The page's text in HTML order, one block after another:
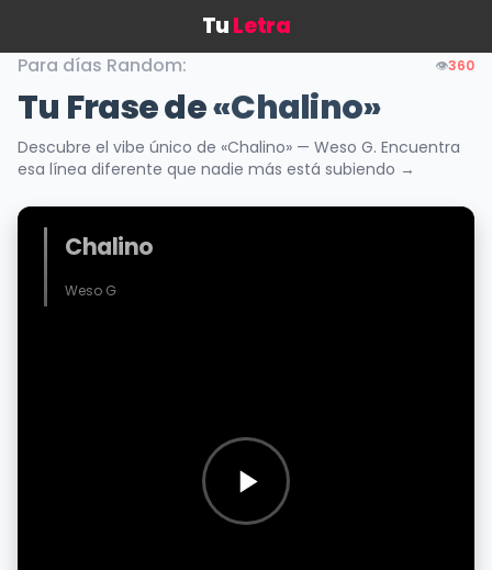
TuLetra
Para días Random: 👁️360
Tu Frase de«Chalino»
Descubre el vibe único de «Chalino» — Weso G. Encuentra
esa línea diferente que nadie más está subiendo →
Chalino
Weso G